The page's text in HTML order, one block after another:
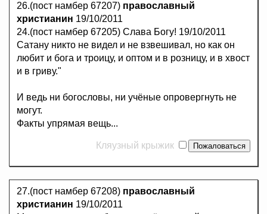
26.(пост намбер 67207) православный
христианин 19/10/2011
24.(пост намбер 67205) Слава Богу! 19/10/2011
Сатану никто не видел и не взвешивал, но как он
любит и бога и троицу, и оптом и в розницу, и в хвост
и в гриву."
И ведь ни богословы, ни учёные опровергнуть не
могут.
Факты упрямая вещь...
Кляузный крыжик
27.(пост намбер 67208) православный
христианин 19/10/2011